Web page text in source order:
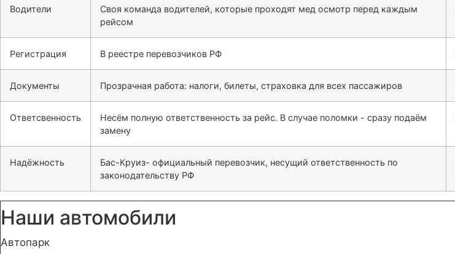
Водители
Своя команда водителей, которые проходят мед осмотр перед каждым
рейсом
Регистрация В реестре перевозчиков РФ
Документы Прозрачная работа: налоги, билеты, страховка для всех пассажиров
Ответсвенность
Несём полную ответственность за рейс. В случае поломки - сразу подаём
замену
Надёжность
Бас-Круиз- официальный перевозчик, несущий ответственность по
законодательству РФ
Наши автомобили
Автопарк